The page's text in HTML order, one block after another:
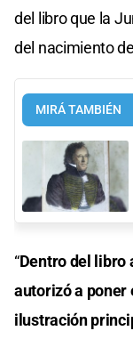
del libro que la
del nacimiento
MIRÁ TAMBIÉN
“Dentro del libro
autorizó a poner
ilustración